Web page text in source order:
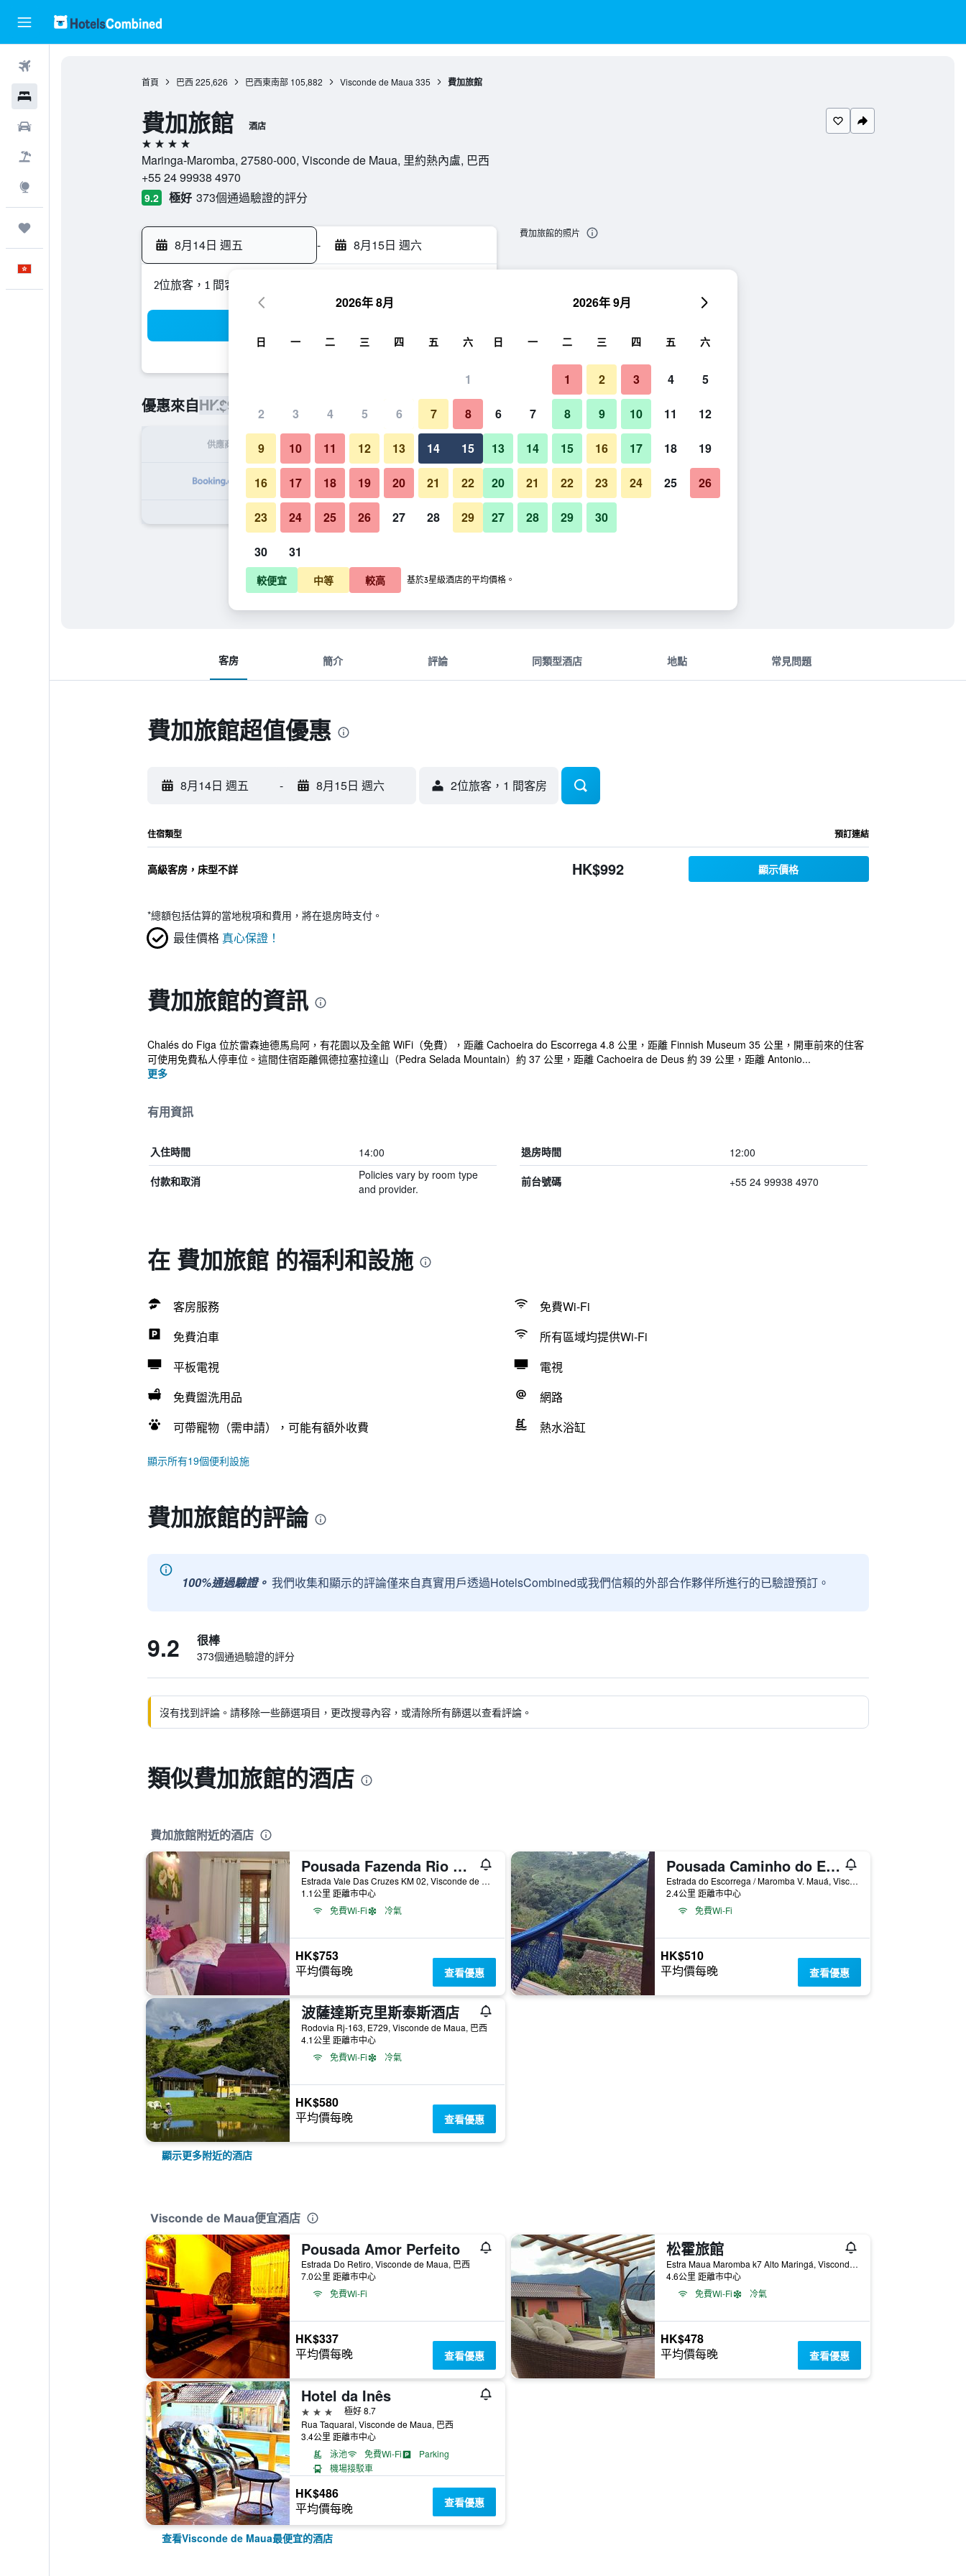
首頁 巴西 225,626 巴西東南部 105,882 Visconde de Maua 335 費加旅館
費加旅館 酒店
4星級
Maringa-Maromba, 27580-000, Visconde de Maua, 里約熱內盧, 巴西
+55 24 99938 4970
9.2 極好 373個通過驗證的評分
8月14日 週五 - 8月15日 週六
2位旅客，1 間客房
優惠來自HK$992
供應商 每晚總額
HK$992 查看優惠
費加旅館的照片
客房 簡介 評論 同類型酒店 地點 常見問題
費加旅館超值優惠
8月14日 週五 - 8月15日 週六 2位旅客，1 間客房
住宿類型 預訂連結
高級客房，床型不詳 HK$992 顯示價格
*總額包括估算的當地稅項和費用，將在退房時支付。
最佳價格 真心保證！
費加旅館的資訊
Chalés do Figa 位於雷森迪德馬烏阿，有花園以及全館 WiFi（免費），距離 Cachoeira do Escorrega 4.8 公里，距離 Finnish Museum 35 公里，開車前來的住客
可使用免費私人停車位。這間住宿距離佩德拉塞拉達山（Pedra Selada Mountain）約 37 公里，距離 Cachoeira de Deus 約 39 公里，距離 Antonio...
更多
有用資訊
入住時間 14:00 退房時間 12:00
付款和取消
Policies vary by room type
and provider.
前台號碼 +55 24 99938 4970
在 費加旅館 的福利和設施
客房服務
免費Wi-Fi
免費泊車
所有區域均提供Wi-Fi
平板電視
電視
免費盥洗用品
網路
可帶寵物（需申請），可能有額外收費
熱水浴缸
顯示所有19個便利設施
費加旅館的評論
100%通過驗證。 我們收集和顯示的評論僅來自真實用戶透過HotelsCombined或我們信賴的外部合作夥伴所進行的已驗證預訂。
9.2 很棒
373個通過驗證的評分
沒有找到評論。請移除一些篩選項目，更改搜尋內容，或清除所有篩選以查看評論。
類似費加旅館的酒店
費加旅館附近的酒店
Pousada Fazenda Rio das Pedras
Estrada Vale Das Cruzes KM 02, Visconde de Maua, 巴西
1.1公里 距離市中心
免費Wi-Fi
冷氣
HK$753
平均價每晚 查看優惠
Pousada Caminho do Escorrega
Estrada do Escorrega / Maromba V. Mauá, Visconde de Maua, 巴西
2.4公里 距離市中心
免費Wi-Fi
HK$510
平均價每晚 查看優惠
波薩達斯克里斯泰斯酒店
Rodovia Rj-163, E729, Visconde de Maua, 巴西
4.1公里 距離市中心
免費Wi-Fi
冷氣
HK$580
平均價每晚 查看優惠
顯示更多附近的酒店
Visconde de Maua便宜酒店
Pousada Amor Perfeito
Estrada Do Retiro, Visconde de Maua, 巴西
7.0公里 距離市中心
免費Wi-Fi
HK$337
平均價每晚 查看優惠
松霍旅館
Estra Maua Maromba k7 Alto Maringá, Visconde de Maua, 巴西
4.6公里 距離市中心
免費Wi-Fi
冷氣
HK$478
平均價每晚 查看優惠
Hotel da Inês
3星級
極好 8.7
Rua Taquaral, Visconde de Maua, 巴西
3.4公里 距離市中心
泳池
免費Wi-Fi
Parking
機場接駁車
HK$486
平均價每晚 查看優惠
查看Visconde de Maua最便宜的酒店
2026年 8月
日 一 二 三 四 五 六
1
2 3 4 5 6 7 8
9 10 11 12 13 14 15
16 17 18 19 20 21 22
23 24 25 26 27 28 29
30 31
2026年 9月
日 一 二 三 四 五 六
1 2 3 4 5
6 7 8 9 10 11 12
13 14 15 16 17 18 19
20 21 22 23 24 25 26
27 28 29 30
較便宜 中等 較高 基於3星級酒店的平均價格。